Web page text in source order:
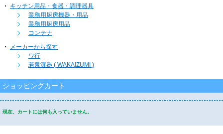
キッチン用品・食器・調理器具
業務用厨房機器・用品
業務用厨房用品
コンテナ
メーカーから探す
ワ行
若泉漆器 ( WAKAIZUMI )
ショッピングカート
現在、カートには何も入っていません。